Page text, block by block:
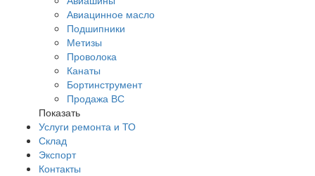
Авиацинное масло
Подшипники
Метизы
Проволока
Канаты
Бортинструмент
Продажа ВС
Показать
Услуги ремонта и ТО
Склад
Экспорт
Контакты